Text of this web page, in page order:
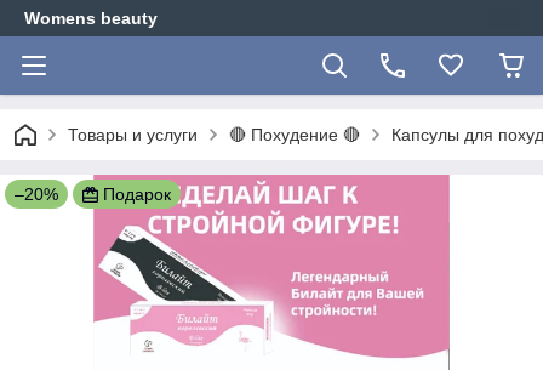
Womens beauty
Товары и услуги 🔴 Похудение 🔴 Капсулы для
–20% Подарок